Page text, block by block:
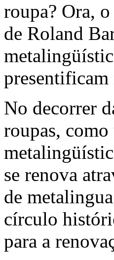
roupa? Ora,
de Roland
No decorrer
roupas,
se renova
de
círculo
para a